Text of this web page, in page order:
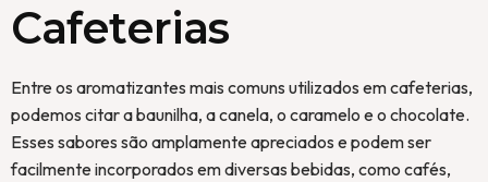
Cafeterias
Entre os aromatizantes mais comuns utilizados em cafeterias,
podemos citar a baunilha, a canela, o caramelo e o chocolate.
Esses sabores são amplamente apreciados e podem ser
facilmente incorporados em diversas bebidas, como cafés,